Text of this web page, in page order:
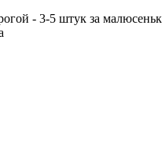
- 3-5 штук за